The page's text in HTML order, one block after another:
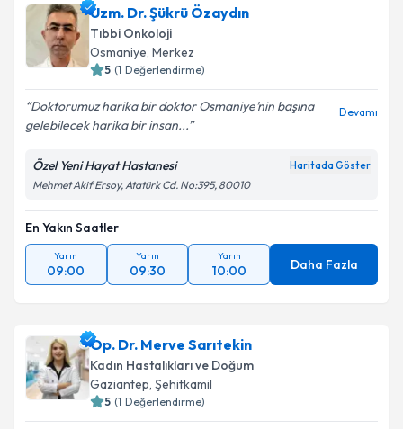
E-posta Adresiniz
Kişisel verilerimin işlenmesine ilişkinAydınlatma
Metni'ni okudum ve kişisel verilerimin belirtilen
Uzm. Dr. Şükrü Özaydın
Tıbbi Onkoloji
Osmaniye, Merkez
5 (1 Değerlendirme)
Doktorumuz harika bir doktor Osmaniye’nin başına
gelebilecek harika bir insan...
Devamı
Özel Yeni Hayat Hastanesi Haritada Göster
Mehmet Akif Ersoy, Atatürk Cd. No:395, 80010
En Yakın Saatler
Yarın
09:00
Yarın
09:30
Yarın
10:00 Daha Fazla
Op. Dr. Merve Sarıtekin
Kadın Hastalıkları ve Doğum
Gaziantep, Şehitkamil
5 (1 Değerlendirme)